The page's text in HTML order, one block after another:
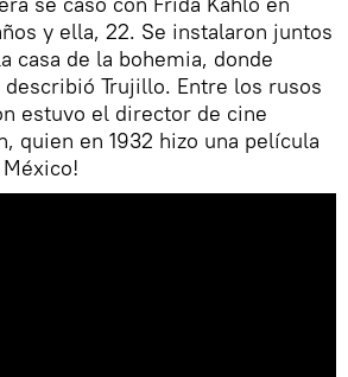
y ella, 22. Se instalaron juntos
casa de la bohemia, donde
Trujillo. Entre los rusos
estuvo el director de cine
quien en 1932 hizo una película